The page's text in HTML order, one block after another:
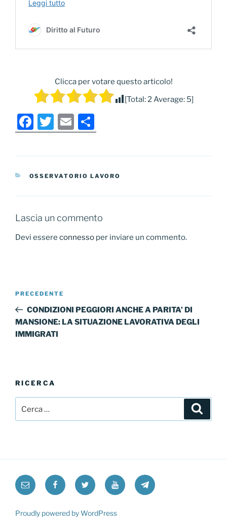
Clicca per votare questo articolo!
[Total:2Average: 5]
F
a
c
e
o
o
k
T
w
itt
er
E
m
ai
l
o
n
di
di
CATEGORIE
OSSERVATORIO LAVORO
Lascia un commento
Devi essere connesso per inviare un commento.
Articolo
precedente:
PRECEDENTE
CONDIZIONI PEGGIORI ANCHE A PARITA’ DI
MANSIONE: LA SITUAZIONE LAVORATIVA DEGLI
IMMIGRATI
RICERCA
Email FacebookTwitter YouTube Telegram
Proudly powered by WordPress